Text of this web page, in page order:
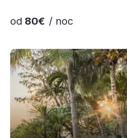
od 80€ / noc